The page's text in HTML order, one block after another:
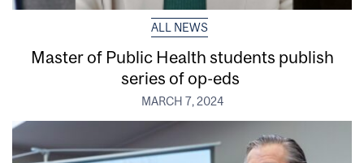
ALL NEWS
Master of Public Health students publish
series of op-eds
MARCH 7, 2024